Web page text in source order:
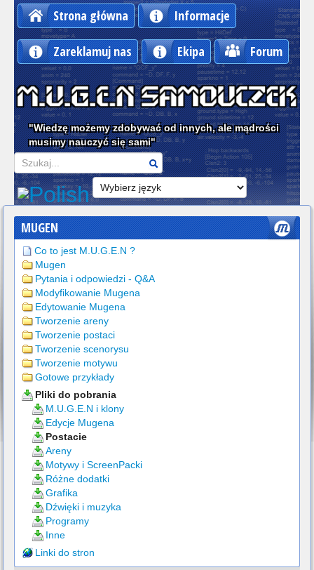
Strona główna Informacje
Zareklamuj nas Ekipa Forum
"Wiedzę możemy zdobywać od innych, ale mądrości
musimy nauczyć się sami"
Szukaj
MUGEN
Co to jest M.U.G.E.N ?
Mugen
Pytania i odpowiedzi - Q&A
Modyfikowanie Mugena
Edytowanie Mugena
Tworzenie areny
Tworzenie postaci
Tworzenie scenorysu
Tworzenie motywu
Gotowe przykłady
Pliki do pobrania
M.U.G.E.N i klony
Edycje Mugena
Postacie
Areny
Motywy i ScreenPacki
Różne dodatki
Grafika
Dźwięki i muzyka
Programy
Inne
Linki do stron